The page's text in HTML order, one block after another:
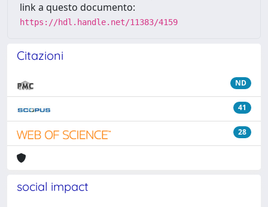
link a questo documento:
https://hdl.handle.net/11383/4159
Citazioni
ND
41
28
social impact